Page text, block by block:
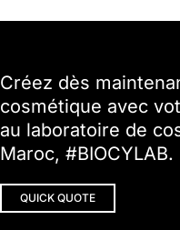
Créez dès
cosmétique avec
au laboratoire de
Maroc, #BIOCYLAB.
QUICK QUOTE